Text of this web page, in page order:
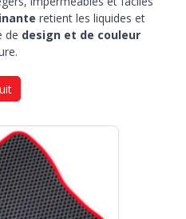
retient les liquides et
de design et de couleur